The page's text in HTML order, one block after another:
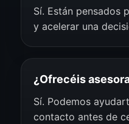
Sí. Están pensados
y acelerar una
¿Ofrecéis
Sí. Podemos
contacto antes de